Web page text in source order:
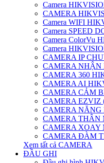
Camera
CAMERA
Camera WIFI
Camera SPEED
Camera ColorVu
Camera
CAMERA IP
CAMERA NHẬN
CAMERA 360
CAMERA AI
CAMERA CẢM
CAMERA EZVIZ
CAMERA NĂNG
CAMERA THÂN
CAMERA XOAY
CAMERA ĐÀM
Xem tất cả CAMERA
ĐẦU GHI